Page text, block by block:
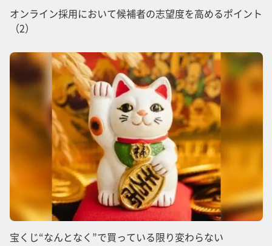
オンライン採用において候補者の志望度を高めるポイント
（2）
宝くじ“なんとなく”で買っている限り変わらない